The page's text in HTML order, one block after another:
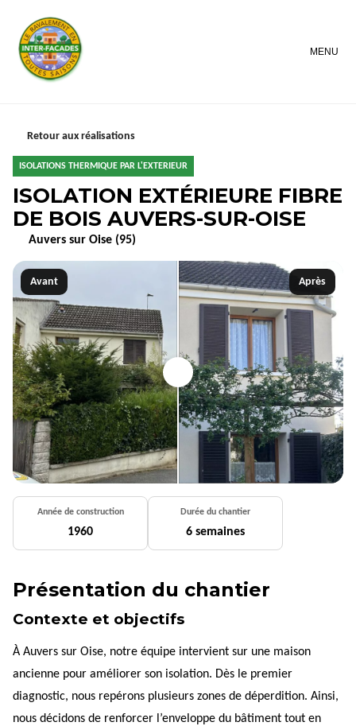
MENU
Retour aux réalisations
ISOLATIONS THERMIQUE PAR L'EXTERIEUR
ISOLATION EXTÉRIEURE FIBRE
DE BOIS AUVERS-SUR-OISE
Auvers sur Oise (95)
Avant Après
Année de construction
1960
Durée du chantier
6 semaines
Présentation du chantier
Contexte et objectifs
À Auvers sur Oise, notre équipe intervient sur une maison
ancienne pour améliorer son isolation. Dès le premier
diagnostic, nous repérons plusieurs zones de déperdition. Ainsi,
nous décidons de renforcer l’enveloppe du bâtiment tout en